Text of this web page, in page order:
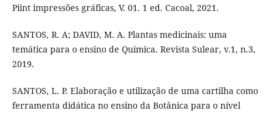
Piint impressões gráficas, V. 01. 1 ed. Cacoal, 2021.
SANTOS, R. A; DAVID, M. A. Plantas medicinais: uma
temática para o ensino de Química. Revista Sulear, v.1, n.3,
2019.
SANTOS, L. P. Elaboração e utilização de uma cartilha como
ferramenta didática no ensino da Botânica para o nível